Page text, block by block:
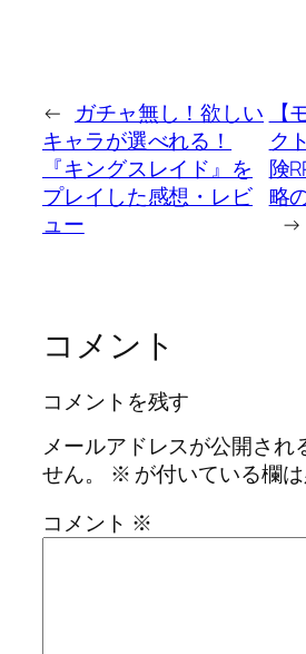
← ガチャ無し！欲しい
キャラが選べれる！
『キングスレイド』を
プレイした感想・レビ
ュー
【
ク
険
略
→
コメント
コメントを残す
メールアドレスが公開され
せん。
※ が付いている欄
コメント ※